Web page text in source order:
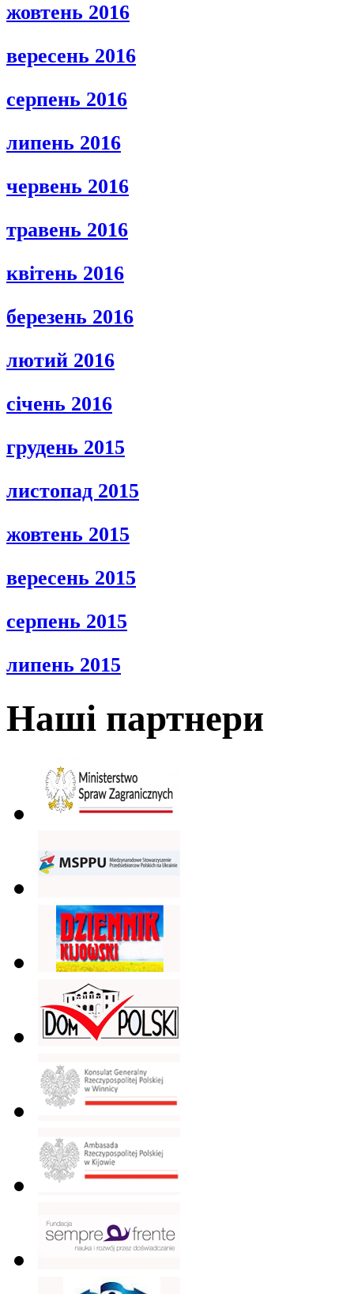
жовтень 2016
вересень 2016
серпень 2016
липень 2016
червень 2016
травень 2016
квітень 2016
березень 2016
лютий 2016
січень 2016
грудень 2015
листопад 2015
жовтень 2015
вересень 2015
серпень 2015
липень 2015
Наші партнери